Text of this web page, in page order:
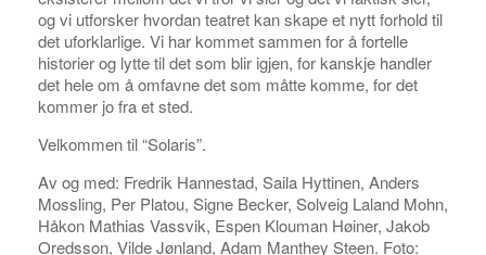
og vi utforsker hvordan teatret kan skape et nytt forhold til
det uforklarlige. Vi har kommet sammen for å fortelle
historier og lytte til det som blir igjen, for kanskje handler
det hele om å omfavne det som måtte komme, for det
kommer jo fra et sted.
Velkommen til “Solaris”.
Av og med: Fredrik Hannestad, Saila Hyttinen, Anders
Mossling, Per Platou, Signe Becker, Solveig Laland Mohn,
Håkon Mathias Vassvik, Espen Klouman Høiner, Jakob
Oredsson, Vilde Jønland, Adam Manthey Steen. Foto: